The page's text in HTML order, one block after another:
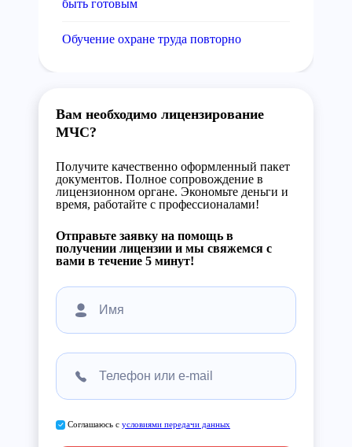
быть готовым
Обучение охране труда повторно
Вам необходимо лицензирование
МЧС?
Получите качественно оформленный пакет
документов. Полное сопровождение в
лицензионном органе. Экономьте деньги и
время, работайте с профессионалами!
Отправьте заявку на помощь в
получении лицензии и мы свяжемся с
вами в течение 5 минут!
Соглашаюсь с условиями передачи данных